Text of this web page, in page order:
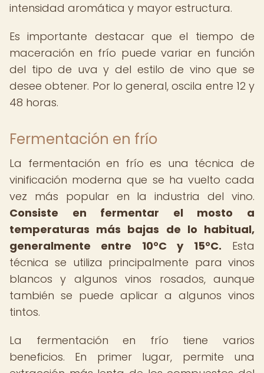
intensidad aromática y mayor estructura.
Es importante destacar que el tiempo de
maceración en frío puede variar en función
del tipo de uva y del estilo de vino que se
desee obtener. Por lo general, oscila entre 12 y
48 horas.
Fermentación en frío
La fermentación en frío es una técnica de
vinificación moderna que se ha vuelto cada
vez más popular en la industria del vino.
Consiste en fermentar el mosto a
temperaturas más bajas de lo habitual,
generalmente entre 10°C y 15°C. Esta
técnica se utiliza principalmente para vinos
blancos y algunos vinos rosados, aunque
también se puede aplicar a algunos vinos
tintos.
La fermentación en frío tiene varios
beneficios. En primer lugar, permite una